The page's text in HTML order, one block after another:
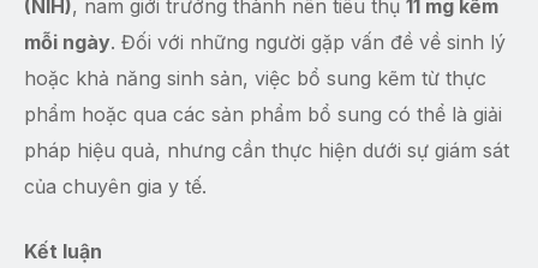
(NIH), nam giới trưởng thành nên tiêu thụ 11 mg kẽm
mỗi ngày. Đối với những người gặp vấn đề về sinh lý
hoặc khả năng sinh sản, việc bổ sung kẽm từ thực
phẩm hoặc qua các sản phẩm bổ sung có thể là giải
pháp hiệu quả, nhưng cần thực hiện dưới sự giám sát
của chuyên gia y tế.
Kết luận